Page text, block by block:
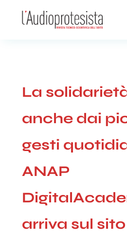
La
anche dai
gesti
ANAP
arriva sul sito